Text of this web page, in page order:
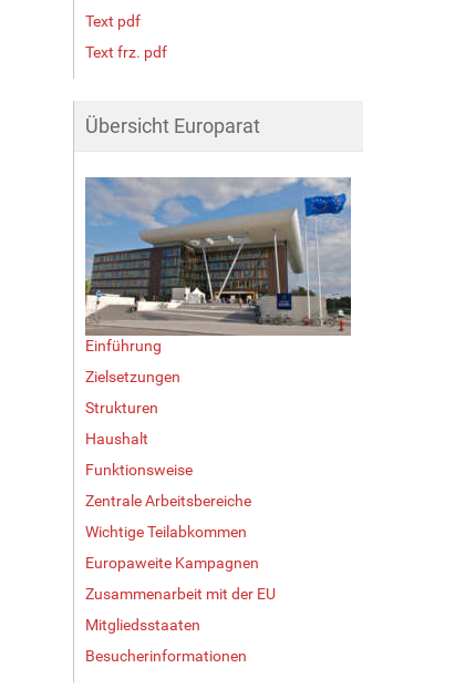
Text pdf
Text frz. pdf
Übersicht Europarat
Einführung
Zielsetzungen
Strukturen
Haushalt
Funktionsweise
Zentrale Arbeitsbereiche
Wichtige Teilabkommen
Europaweite Kampagnen
Zusammenarbeit mit der EU
Mitgliedsstaaten
Besucherinformationen